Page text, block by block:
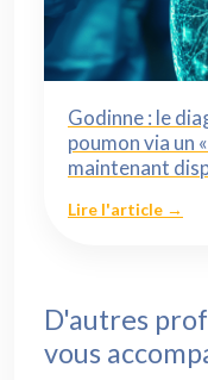
Godinne : le
poumon via un
maintenant
Lire l'article →
D'autres
vous